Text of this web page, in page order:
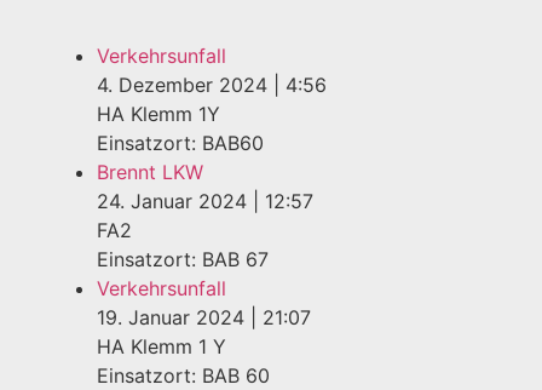
Verkehrsunfall
4. Dezember 2024
4:56
HA Klemm 1Y
Einsatzort: BAB60
Brennt LKW
24. Januar 2024
12:57
FA2
Einsatzort: BAB 67
Verkehrsunfall
19. Januar 2024
21:07
HA Klemm 1 Y
Einsatzort: BAB 60